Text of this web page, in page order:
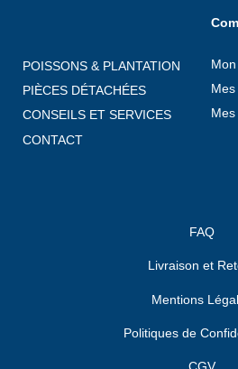
POISSONS & PLANTATION
PIÈCES DÉTACHÉES
CONSEILS ET SERVICES
CONTACT
FAQ
Livraison et
Mentions
Politiques de